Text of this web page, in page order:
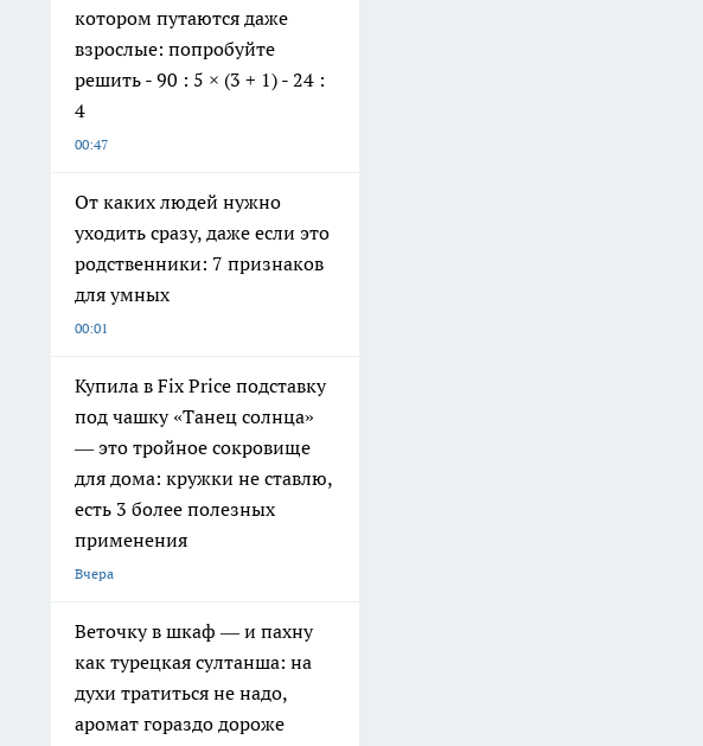
котором путаются даже
взрослые: попробуйте
решить - 90 : 5 × (3 + 1) - 24 :
4
00:47
От каких людей нужно
уходить сразу, даже если это
родственники: 7 признаков
для умных
00:01
Купила в Fix Price подставку
под чашку «Танец солнца»
— это тройное сокровище
для дома: кружки не ставлю,
есть 3 более полезных
применения
Вчера
Веточку в шкаф — и пахну
как турецкая султанша: на
духи тратиться не надо,
аромат гораздо дороже